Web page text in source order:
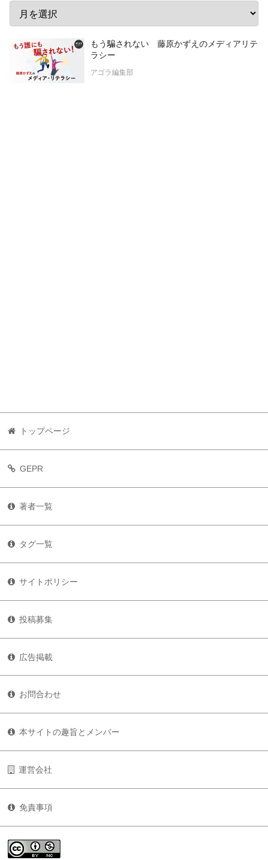
もう騙されない 藤原かずえのメディアリテ
ラシー
アゴラ編集部
トップページ
GEPR
著者一覧
タグ一覧
サイトポリシー
投稿募集
広告掲載
お問合わせ
本サイトの趣旨とメンバー
運営会社
免責事項